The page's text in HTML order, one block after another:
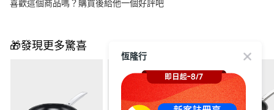
喜歡這個商品嗎？購買後給他一個好評吧
🎁發現更多驚喜
恆隆行